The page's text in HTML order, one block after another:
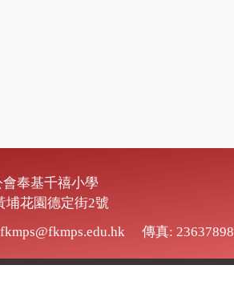
會奉基千禧小學
埔花園德定街2號
傳真: 23637898